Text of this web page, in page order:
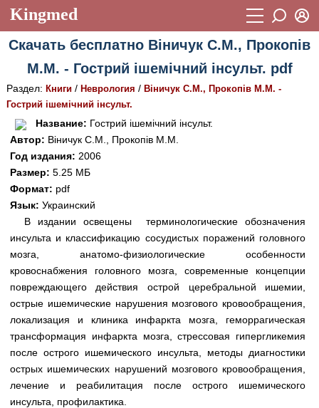
Kingmed
Учебный материал
Видеогалерея 899
Фотогалерея (1906)
Истории болезней
Лекции и презентации
Аккредитационные тесты
Методические рекомендации
Научно-популярное
Статьи
Медицинская стандартизация
Нормативы экстренной и неотложной помощи
Нормы лабораторных и инструментальных
исследований
Пароль
Восстановить пароль
Регистрация
Скачать бесплатно Віничук С.М., Прокопів
М.М. - Гострий ішемічний інсульт. pdf
Раздел: Книги/ Неврология / Віничук С.М., Прокопів М.М. -
Гострий ішемічний інсульт.
Название: Гострий ішемічний інсульт.
Автор: Віничук С.М., Прокопів М.М.
Год издания: 2006
Размер: 5.25 МБ
Формат: pdf
Язык: Украинский
В издании освещены терминологические обозначения
инсульта и классификацию сосудистых поражений головного
мозга, анатомо-физиологические особенности
кровоснабжения головного мозга, современные концепции
повреждающего действия острой церебральной ишемии,
острые ишемические нарушения мозгового кровообращения,
локализация и клиника инфаркта мозга, геморрагическая
трансформация инфаркта мозга, стрессовая гипергликемия
после острого ишемического инсульта, методы диагностики
острых ишемических нарушений мозгового кровообращения,
лечение и реабилитация после острого ишемического
инсульта, профилактика.